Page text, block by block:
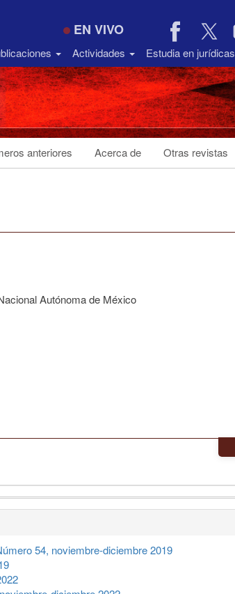
EN VIVO
Actividades Estudia en jurídicas
anteriores Acerca de Otras revistas
Autónoma de México
54, noviembre-diciembre 2019